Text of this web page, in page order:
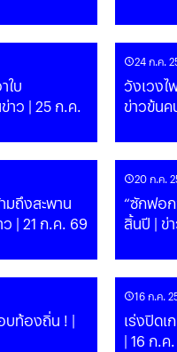
ใบ
24 ก.ค.
วังเวงไ
ข่าวข้น
มถึงสะพาน
| 21 ก.ค. 69
20 ก.ค.
“ซักฟอก
สิ้น
บท้องถิ่น ! |
16 ก.ค.
เร่งปิด
| 16 ก.ค